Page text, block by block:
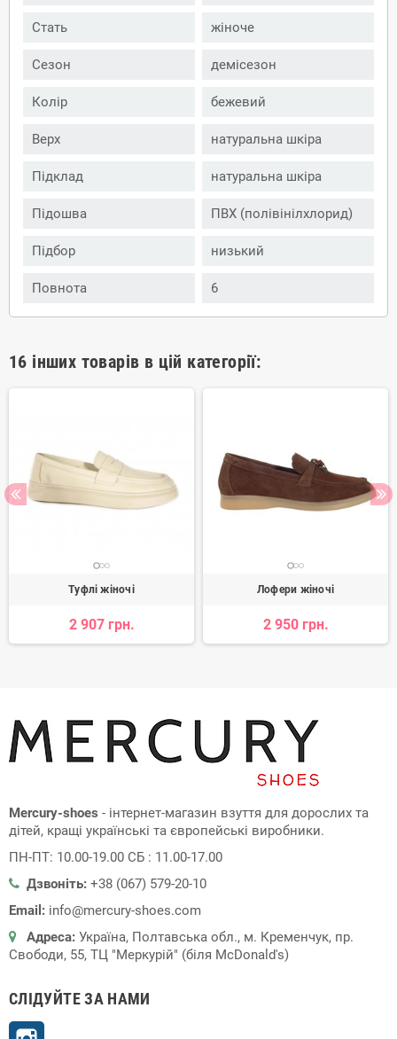
Стать жіноче
Сезон демісезон
Колір бежевий
Верх натуральна шкіра
Підклад натуральна шкіра
Підошва ПВХ (полівінілхлорид)
Підбор низький
Повнота 6
16 інших товарів в цій категорії:
Туфлі жіночі
2 907 грн.
Лофери жіночі
2 950 грн.
Mercury-shoes - інтернет-магазин взуття для дорослих та
дітей, кращі українські та європейські виробники.
ПН-ПТ: 10.00-19.00 СБ : 11.00-17.00
Дзвоніть: +38 (067) 579-20-10
Email: info@mercury-shoes.com
Адреса: Україна, Полтавська обл., м. Кременчук, пр.
Свободи, 55, ТЦ "Меркурій" (біля McDonald's)
СЛІДУЙТЕ ЗА НАМИ